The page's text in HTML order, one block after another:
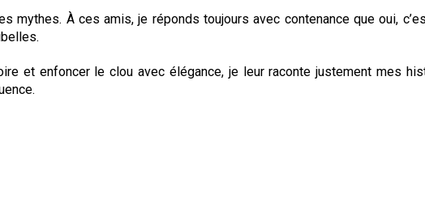
mythes. À ces amis, je réponds toujours avec contenance que oui,
et enfoncer le clou avec élégance, je leur raconte justement mes